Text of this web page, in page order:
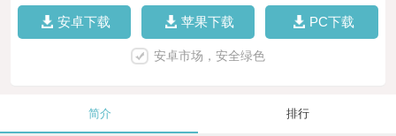
安卓下载 苹果下载 PC下载
安卓市场，安全绿色
简介 排行